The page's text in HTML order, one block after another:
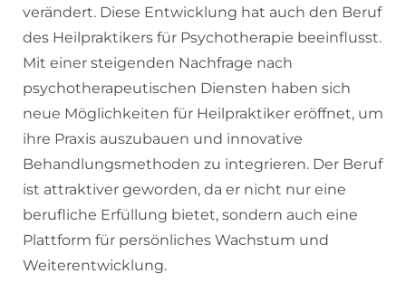
verändert. Diese Entwicklung hat auch den Beruf
des Heilpraktikers für Psychotherapie beeinflusst.
Mit einer steigenden Nachfrage nach
psychotherapeutischen Diensten haben sich
neue Möglichkeiten für Heilpraktiker eröffnet, um
ihre Praxis auszubauen und innovative
Behandlungsmethoden zu integrieren. Der Beruf
ist attraktiver geworden, da er nicht nur eine
berufliche Erfüllung bietet, sondern auch eine
Plattform für persönliches Wachstum und
Weiterentwicklung.